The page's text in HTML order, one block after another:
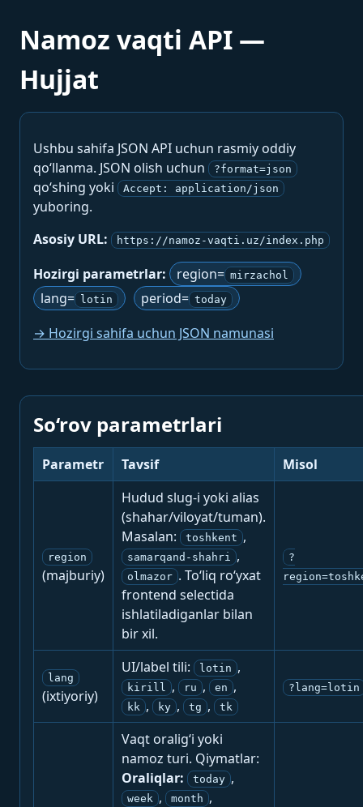
Namoz vaqti API —
Hujjat
Ushbu sahifa JSON API uchun rasmiy oddiy
qo‘llanma. JSON olish uchun
?format=json
qo‘shing yoki Accept: application/json
yuboring.
Asosiy URL:
https://namoz-vaqti.uz/index.php
Hozirgi parametrlar: region= mirzachol
lang= lotin period= today
→ Hozirgi sahifa uchun JSON namunasi
So‘rov parametrlari
Parametr Tavsif Misol
region
(majburiy)
Hudud slug-i yoki alias
(shahar/viloyat/tuman).
Masalan:
toshkent ,
samarqand-shahri ,
olmazor . To‘liq ro‘yxat
frontend selectida
ishlatiladiganlar bilan
bir xil.
?
lang
(ixtiyoriy)
UI/label tili: lotin ,
kirill , ru , en ,
kk , ky , tg , tk
?lang=lotin
Vaqt oralig‘i yoki
namoz turi. Qiymatlar:
Oraliqlar:
today ,
week , month ,